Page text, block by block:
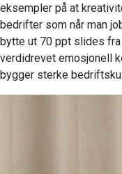
eksempler på at
bedrifter som når man
bytte ut 70 ppt slides fra
verdidrevet emosjonell
bygger sterke